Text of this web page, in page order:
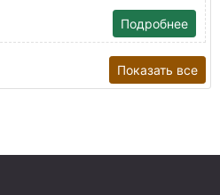
Подробнее
Показать все